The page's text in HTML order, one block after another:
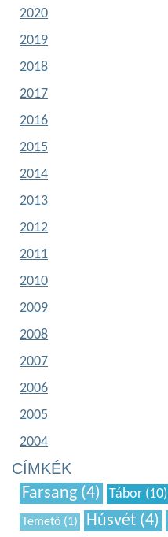
2020
2019
2018
2017
2016
2015
2014
2013
2012
2011
2010
2009
2008
2007
2006
2005
2004
CÍMKÉK
Farsang (4) Tábor (10)
Temető (1) Húsvét (4)